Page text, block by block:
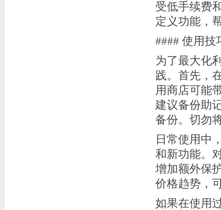
受低手续费
定义功能，
#### 使用技
为了最大化
践。首先，
用商店可能
建议备份助
备份。切勿
日常使用中
和新功能。
增加额外保
价格趋势，
如果在使用